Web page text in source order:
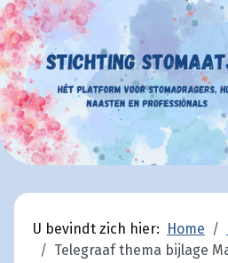
U bevindt zich hier: Home
Telegraaf thema bijlage